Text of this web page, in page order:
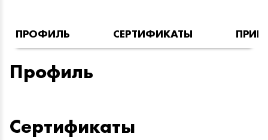
ПРОФИЛЬ СЕРТИФИКАТЫ
Профиль
Сертификаты